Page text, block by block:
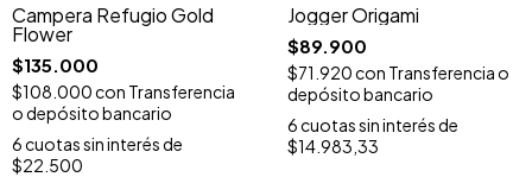
Campera Refugio Gold
Flower
$135.000
$108.000con Transferencia
o depósito bancario
6cuotas sin interés de
$22.500
Jogger Origami
$89.900
$71.920con Transferencia o
depósito bancario
6cuotas sin interés de
$14.983,33